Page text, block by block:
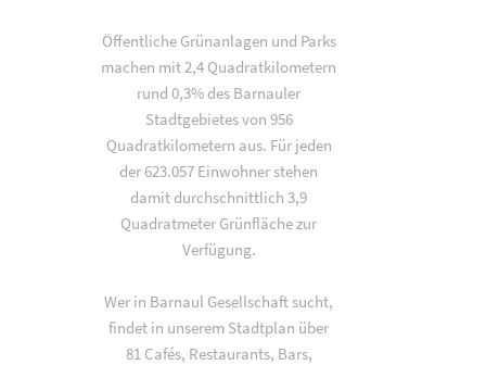
Öffentliche Grünanlagen und Parks
machen mit 2,4 Quadratkilometern
rund 0,3% des Barnauler
Stadtgebietes von 956
Quadratkilometern aus. Für jeden
der 623.057 Einwohner stehen
damit durchschnittlich 3,9
Quadratmeter Grünfläche zur
Verfügung.
Wer in Barnaul Gesellschaft sucht,
findet in unserem Stadtplan über
81 Cafés, Restaurants, Bars,